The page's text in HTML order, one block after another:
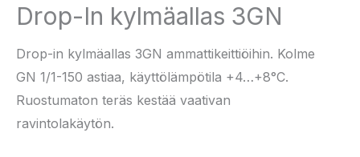
Drop-In kylmäallas 3GN
Drop-in kylmäallas 3GN ammattikeittiöihin. Kolme
GN 1/1-150 astiaa, käyttölämpötila +4…+8°C.
Ruostumaton teräs kestää vaativan
ravintolakäytön.